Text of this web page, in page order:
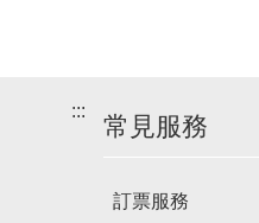
:::
常見服務
訂票服務